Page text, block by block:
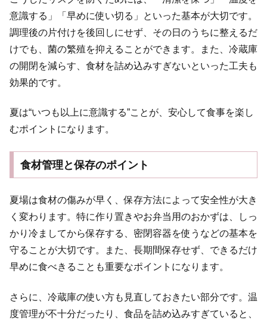
意識する」「早めに使い切る」といった基本が大切です。
調理後の片付けを後回しにせず、その日のうちに整えるだ
けでも、菌の繁殖を抑えることができます。また、冷蔵庫
の開閉を減らす、食材を詰め込みすぎないといった工夫も
効果的です。
夏は“いつも以上に意識する”ことが、安心して食事を楽し
むポイントになります。
食材管理と保存のポイント
夏場は食材の傷みが早く、保存方法によって安全性が大き
く変わります。特に作り置きやお弁当用のおかずは、しっ
かり冷ましてから保存する、密閉容器を使うなどの基本を
守ることが大切です。また、長期間保存せず、できるだけ
早めに食べきることも重要なポイントになります。
さらに、冷蔵庫の使い方も見直しておきたい部分です。温
度管理が不十分だったり、食品を詰め込みすぎていると、